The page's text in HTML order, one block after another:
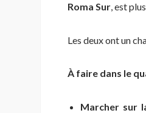
Roma Sur, est
Les deux ont un
À faire dans le
Marcher sur